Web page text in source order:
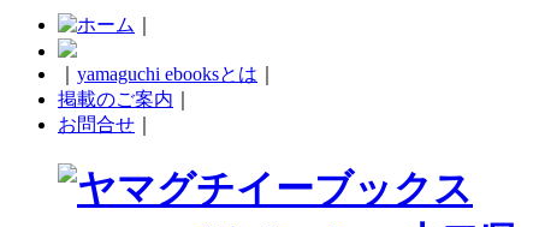
yamaguchi ebooksとは
掲載のご案内
お問合せ